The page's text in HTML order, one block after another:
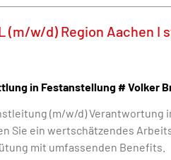
(m/w/d) Region Aachen I
in Festanstellung # Volker
(m/w/d) Verantwortung
Sie ein wertschätzendes
mit umfassenden Benefits.